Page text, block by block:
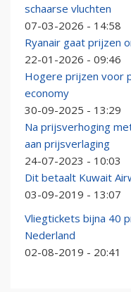
schaarse vluchten
07-03-2026 - 14:58
Ryanair gaat prijzen
22-01-2026 - 09:46
Hogere prijzen voor
economy
30-09-2025 - 13:29
Na prijsverhoging
aan prijsverlaging
24-07-2023 - 10:03
Dit betaalt Kuwait
03-09-2019 - 13:07
Vliegtickets bijna 40
Nederland
02-08-2019 - 20:41